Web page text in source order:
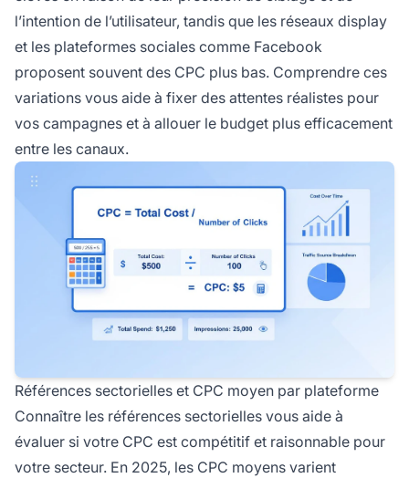
l’intention de l’utilisateur, tandis que les réseaux display
et les plateformes sociales comme Facebook
proposent souvent des CPC plus bas. Comprendre ces
variations vous aide à fixer des attentes réalistes pour
vos campagnes et à allouer le budget plus efficacement
entre les canaux.
Références sectorielles et CPC moyen par plateforme
Connaître les références sectorielles vous aide à
évaluer si votre CPC est compétitif et raisonnable pour
votre secteur. En 2025, les CPC moyens varient